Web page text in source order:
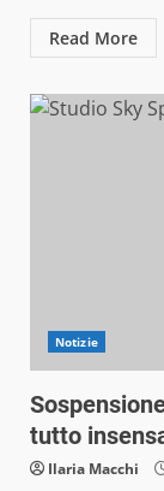
Read More
Notizie
tutto
Ilaria Macchi